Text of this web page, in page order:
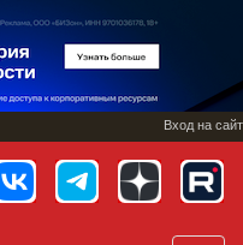
Вход на сайт